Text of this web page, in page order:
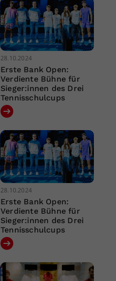
28.10.2024
Erste Bank Open:
Verdiente Bühne für
Sieger:innen des Drei
Tennisschulcups
28.10.2024
Erste Bank Open:
Verdiente Bühne für
Sieger:innen des Drei
Tennisschulcups